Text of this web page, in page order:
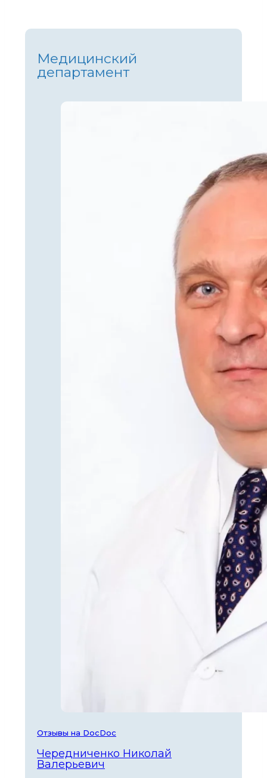
Медицинский
департамент
Отзывы на DocDoc
Чередниченко Николай
Валерьевич